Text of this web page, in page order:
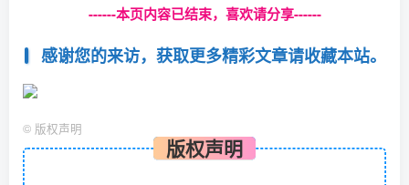
------本页内容已结束，喜欢请分享------
感谢您的来访，获取更多精彩文章请收藏本站。
© 版权声明
版权声明